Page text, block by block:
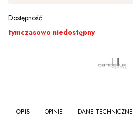
Dostępność:
tymczasowo niedostępny
OPIS OPINIE DANE TECHNICZNE